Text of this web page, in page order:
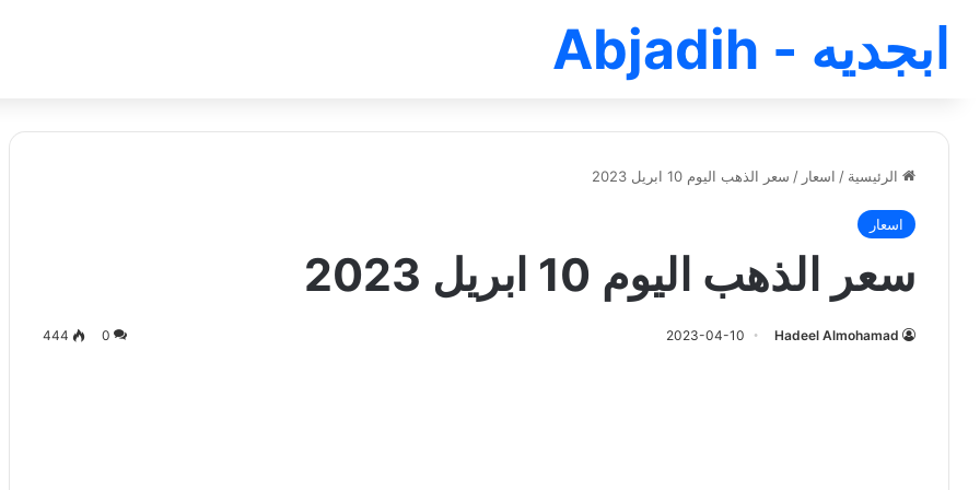
ابجديه - Abjadih
الرئيسية / اسعار / سعر الذهب اليوم 10 ابريل 2023
اسعار
سعر الذهب اليوم 10 ابريل 2023
Hadeel Almohamad
2023-04-10
0
444